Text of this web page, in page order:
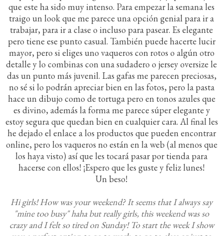
que este ha sido muy intenso. Para empezar la semana les
traigo un look que me parece una opción genial para ir a
trabajar, para ir a clase o incluso para pasear. Es elegante
pero tiene ese punto casual. También puede hacerte lucir
mayor, pero si eliges uno vaqueros con rotos o algún otro
detalle y lo combinas con una sudadero o jersey oversize le
das un punto más juvenil. Las gafas me parecen preciosas,
no sé si lo podrán apreciar bien en las fotos, pero la pasta
hace un dibujo como de tortuga pero en tonos azules que
es divino, además la forma me parece súper elegante y
estoy segura que quedan bien en cualquier cara. Al final les
he dejado el enlace a los productos que pueden encontrar
online, pero los vaqueros no están en la web (al menos que
los haya visto) así que les tocará pasar por tienda para
hacerse con ellos! ¡Espero que les guste y feliz lunes!
Un beso!
Hi girls! How was your weekend? It seems that I always say
"mine too busy" haha but really girls, this weekend was so
crazy and I felt so tired on Sunday! To start the week I show